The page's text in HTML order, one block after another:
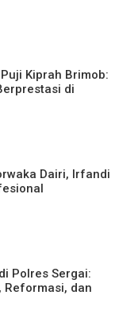
Kiprah Brimob:
di
Dairi, Irfandi
Polres Sergai:
Reformasi, dan